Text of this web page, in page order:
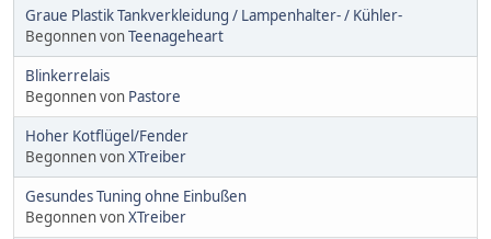
Graue Plastik Tankverkleidung / Lampenhalter- / Kühler-
Begonnen vonTeenageheart
Blinkerrelais
Begonnen von Pastore
Hoher Kotflügel/Fender
Begonnen vonXTreiber
Gesundes Tuning ohne Einbußen
Begonnen vonXTreiber